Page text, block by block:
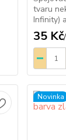
tvaru
Infinity)
35 Kč/
Novinka